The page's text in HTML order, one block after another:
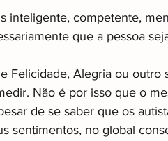
inteligente, competente,
que a pessoa
Felicidade, Alegria ou outro
Não é por isso que o
de se saber que os
sentimentos, no global